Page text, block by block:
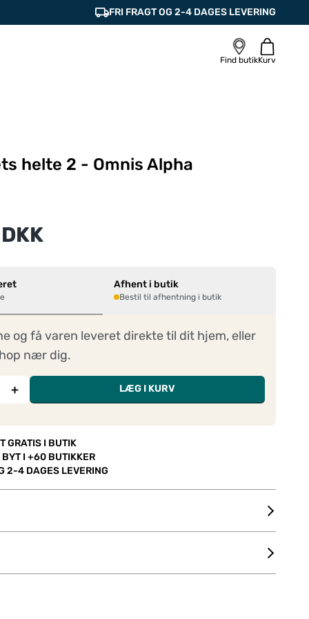
FRI FRAGT OG 2-4 DAGES LEVERING
Find butikKurv
helte 2 - Omnis Alpha
Afhent i butik
Bestil til afhentning i butik
og få varen leveret direkte til dit hjem, eller
nær dig.
+ LÆG I KURV
GRATIS I BUTIK
I +60 BUTIKKER
2-4 DAGES LEVERING